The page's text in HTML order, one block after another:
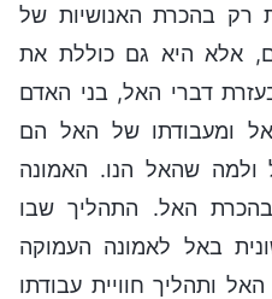
רק בהכרת האנושיות של
אלא היא גם כוללת את
דברי האל, בני האדם
ומעבודתו של האל הם
ולמה שהאל הנו. האמונה
האל. התהליך שבו
באל לאמונה העמוקה
ותהליך חוויית עבודתו